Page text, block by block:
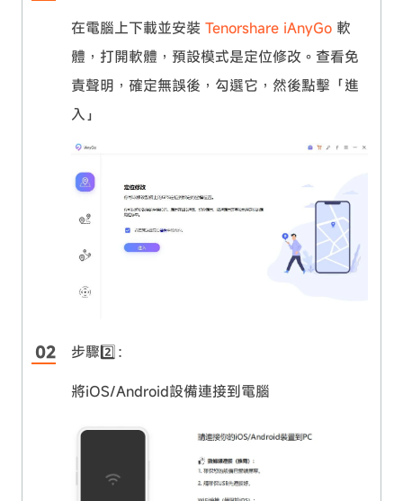
在電腦上下載並安裝 Tenorshare iAnyGo 軟
體，打開軟體，預設模式是定位修改。查看免
責聲明，確定無誤後，勾選它，然後點擊「進
入」
步驟2️⃣：
將iOS/Android設備連接到電腦